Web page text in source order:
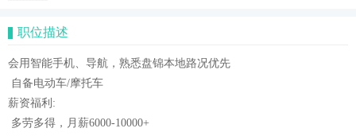
职位描述
会用智能手机、导航，熟悉盘锦本地路况优先
自备电动车/摩托车
薪资福利:
多劳多得，月薪6000-10000+